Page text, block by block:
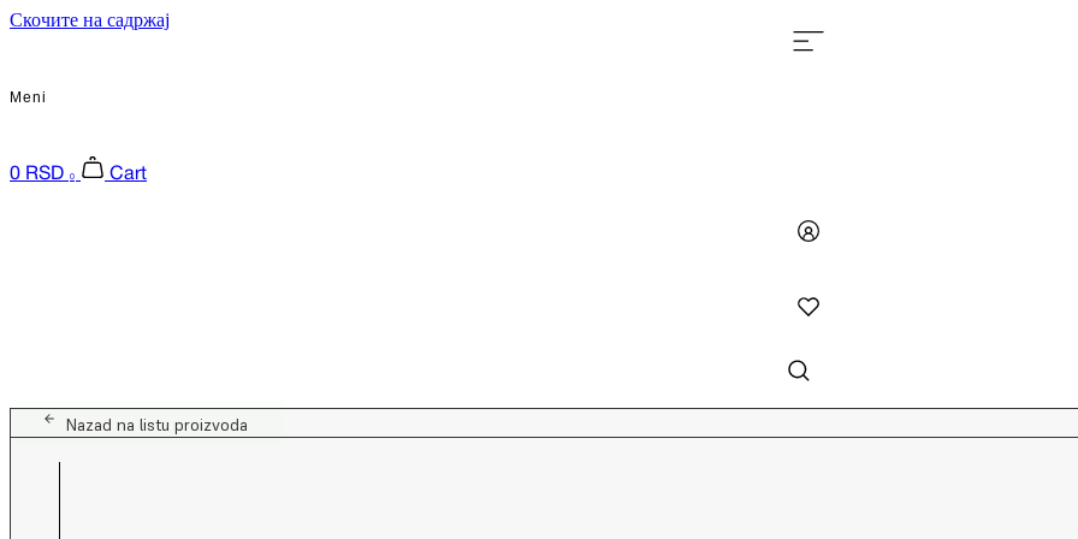
Скочите на садржај
Meni
0 RSD 0 Cart
Nazad na listu proizvoda